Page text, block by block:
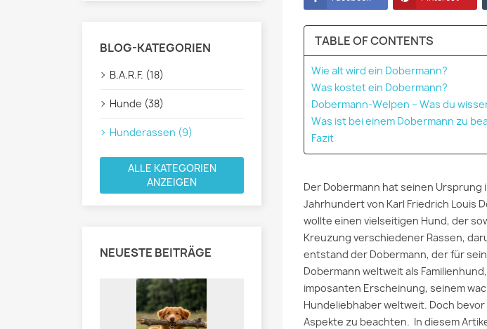
BLOG-KATEGORIEN
B.A.R.F. (18)
Hunde (38)
Hunderassen (9)
ALLE KATEGORIEN
ANZEIGEN
NEUESTE BEITRÄGE
TABLE OF CONTENTS
Wie alt wird ein Dobermann?
Was kostet ein Dobermann?
Dobermann-Welpen – Was du
Was ist bei einem Dobermann zu
Fazit
Der Dobermann hat seinen
Jahrhundert von Karl Friedrich Louis
wollte einen vielseitigen Hund, der
Kreuzung verschiedener Rassen,
entstand der Dobermann, der für
Dobermann weltweit als
imposanten Erscheinung, seinem
Hundeliebhaber weltweit. Doch
Aspekte zu beachten. In diesem